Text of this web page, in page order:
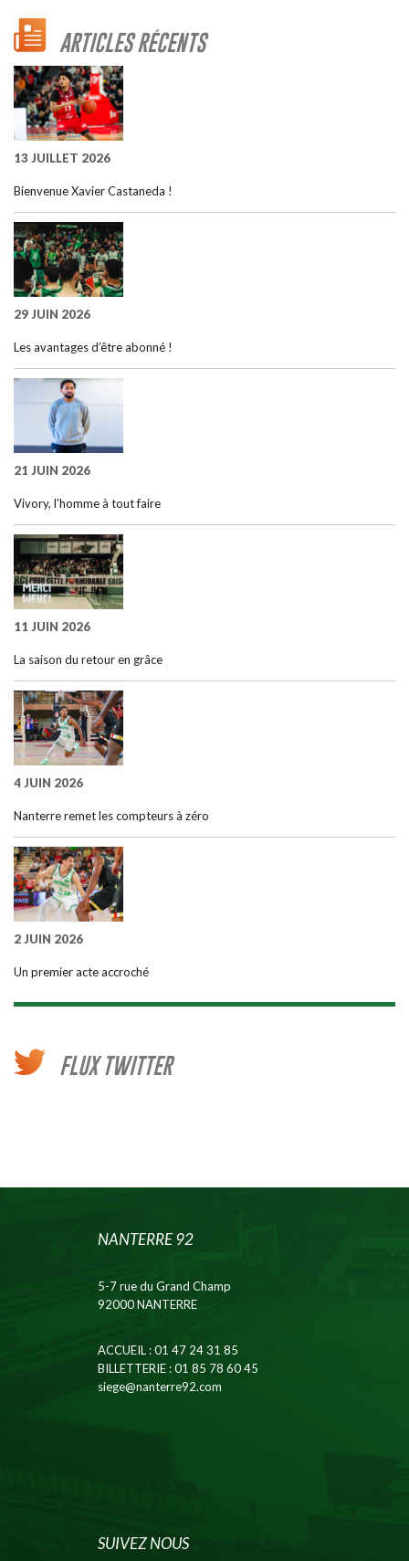
ARTICLES RÉCENTS
13 JUILLET 2026
Bienvenue Xavier Castaneda !
29 JUIN 2026
Les avantages d’être abonné !
21 JUIN 2026
Vivory, l’homme à tout faire
11 JUIN 2026
La saison du retour en grâce
4 JUIN 2026
Nanterre remet les compteurs à zéro
2 JUIN 2026
Un premier acte accroché
FLUX TWITTER
NANTERRE 92
5-7 rue du Grand Champ
92000 NANTERRE
ACCUEIL: 01 47 24 31 85
BILLETTERIE: 01 85 78 60 45
siege@nanterre92.com
SUIVEZ NOUS